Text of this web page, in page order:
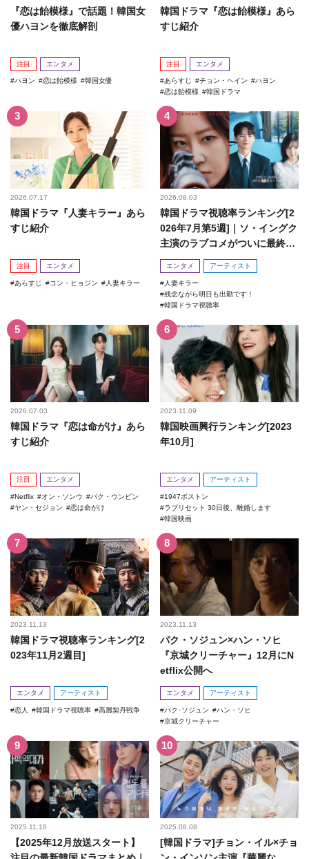
『恋は飴模様』で話題！韓国女
優ハヨンを徹底解剖
注目 エンタメ
ハヨン 恋は飴模様 韓国女優
韓国ドラマ『恋は飴模様』あら
すじ紹介
注目 エンタメ
あらすじ チョン・ヘイン
ハヨン
恋は飴模様
韓国ドラマ
2026.07.17
韓国ドラマ『人妻キラー』あら
すじ紹介
注目 エンタメ
あらすじ コン・ヒョジン 人妻キラー
2026.08.03
韓国ドラマ視聴率ランキング[2
026年7月第5週]｜ソ・イングク
主演のラブコメがついに最終
回！
エンタメ アーティスト
人妻キラー
残念ながら明日も出勤です！
韓国ドラマ視聴率
2026.07.03
韓国ドラマ『恋は命がけ』あら
すじ紹介
注目 エンタメ
Netflix オン・ソンウ
パク・ウンビン
ヤン・セジョン
恋は命がけ
2023.11.09
韓国映画興行ランキング[2023
年10月]
エンタメ アーティスト
1947ボストン
ラブリセット 30日後、離婚します
韓国映画
2023.11.13
韓国ドラマ視聴率ランキング[2
023年11月2週目]
エンタメ アーティスト
恋人 韓国ドラマ視聴率 高麗契丹戦争
2023.11.13
パク・ソジュン×ハン・ソヒ
『京城クリーチャー』12月にN
etflix公開へ
エンタメ アーティスト
パク･ソジュン
ハン・ソヒ
京城クリーチャー
2025.11.18
【2025年12月放送スタート】
2025.08.08
[韓国ドラマ]チョン・イル×チョ